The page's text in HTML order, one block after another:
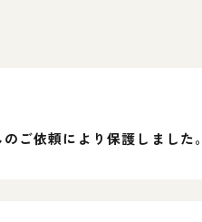
ご依頼により保護しました。